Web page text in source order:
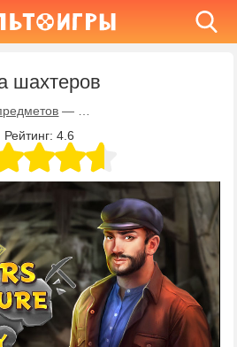
шахтеров
—
Рейтинг: 4.6